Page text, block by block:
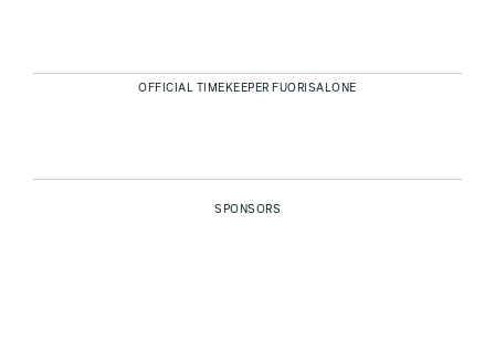
OFFICIAL TIMEKEEPER FUORISALONE
SPONSORS